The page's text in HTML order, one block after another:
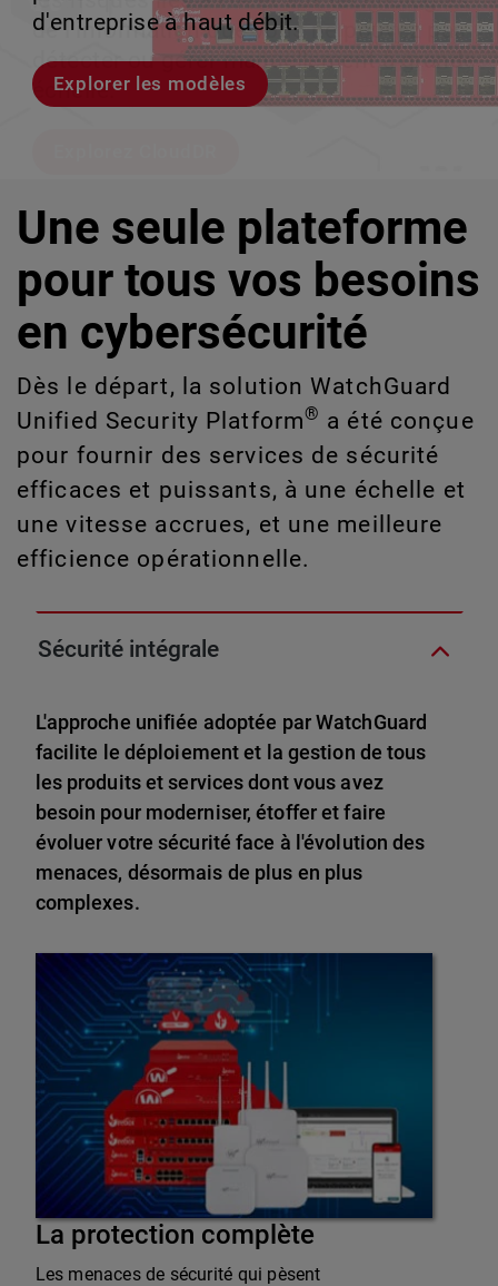
d'entreprise à haut débit.
Explorer les modèles
de l'information que vous ne pouvez pas
détecter ou gérer manuellement à grande
échelle.
équipe puisse évoluer sans interruption.
Voici Rai
croissance évolutive.
Découvrez WatchGuard EDR
Une seule plateforme
pour tous vos besoins
en cybersécurité
Dès le départ, la solution WatchGuard
Unified Security Platform® a été conçue
pour fournir des services de sécurité
efficaces et puissants, à une échelle et
une vitesse accrues, et une meilleure
efficience opérationnelle.
Sécurité intégrale
L'approche unifiée adoptée par WatchGuard
facilite le déploiement et la gestion de tous
les produits et services dont vous avez
besoin pour moderniser, étoffer et faire
évoluer votre sécurité face à l'évolution des
menaces, désormais de plus en plus
complexes.
La protection complète
Les menaces de sécurité qui pèsent